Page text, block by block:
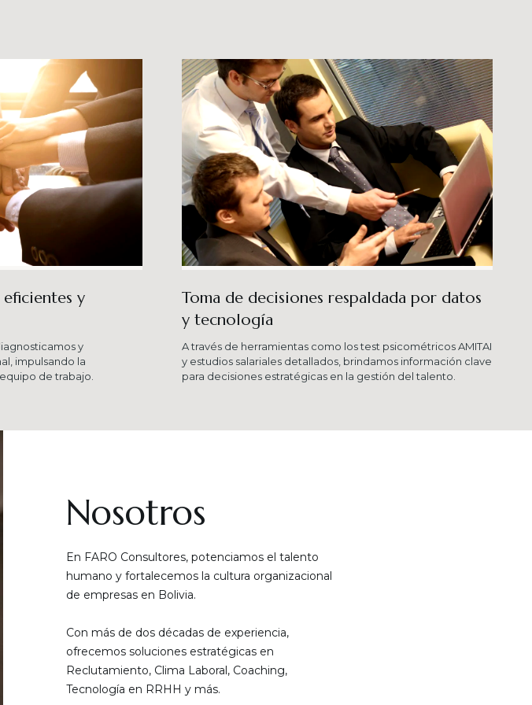
y
y
impulsando la
de trabajo.
Toma de decisiones respaldada por datos
y tecnología​
A través de herramientas como los test psicométricos AMITAI
y estudios salariales detallados, brindamos información clave
para decisiones estratégicas en la gestión del talento.
Nosotros
En FARO Consultores, potenciamos el talento
humano y fortalecemos la cultura organizacional
de empresas en Bolivia.
Con más de dos décadas de experiencia,
ofrecemos soluciones estratégicas en
Reclutamiento, Clima Laboral, Coaching,
Tecnología en RRHH y más.